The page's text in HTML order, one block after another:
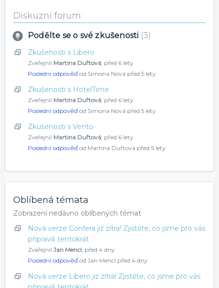
Diskuzní forum
Podělte se o své zkušenosti 3
Zkušenosti s Libero
Zveřejnil Martina Duřtová před 6 lety
Poslední odpověďod Simona Nová před 5 lety
Zkušenosti s HotelTime
Zveřejnil Martina Duřtová před 6 lety
Poslední odpověďod Simona Nová před 5 lety
Zkušenosti s Vento
Zveřejnil Martina Duřtová před 6 lety
Poslední odpověďod Martina Duřtová před 5 lety
Oblíbená témata
Zobrazení nedávno oblíbených témat
Nová verze Confera již zítra! Zjistěte, co jsme pro vás
připravili tentokrát
Zveřejnil Jan Mencl, před 4 dny
Poslední odpověďod Jan Mencl před 4 dny
Nová verze Libero již zítra! Zjistěte, co jsme pro vás